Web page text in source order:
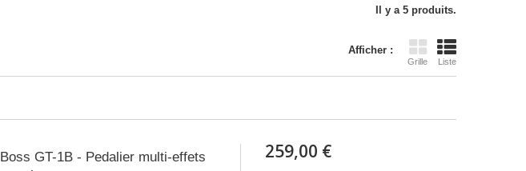
Il y a 5 produits.
Afficher :
Grille Liste
Boss GT-1B - Pedalier multi-effets
259,00 €